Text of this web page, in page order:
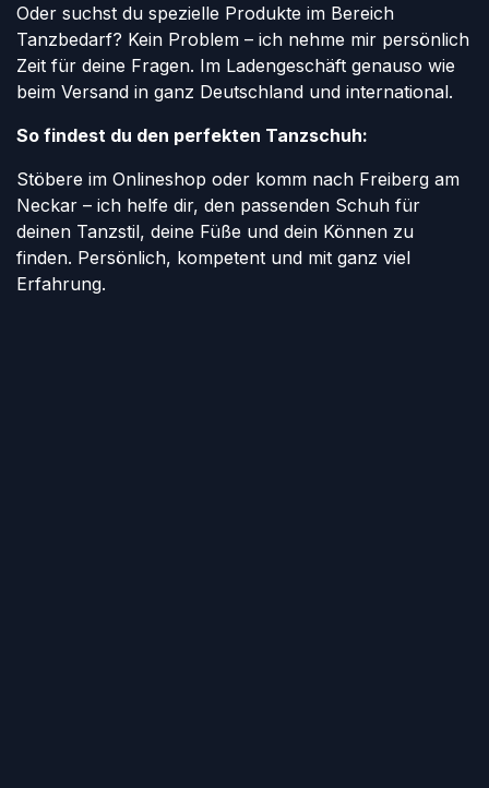
Oder suchst du spezielle Produkte im Bereich
Tanzbedarf? Kein Problem – ich nehme mir persönlich
Zeit für deine Fragen. Im Ladengeschäft genauso wie
beim Versand in ganz Deutschland und international.
So findest du den perfekten Tanzschuh:
Stöbere im Onlineshop oder komm nach Freiberg am
Neckar – ich helfe dir, den passenden Schuh für
deinen Tanzstil, deine Füße und dein Können zu
finden. Persönlich, kompetent und mit ganz viel
Erfahrung.